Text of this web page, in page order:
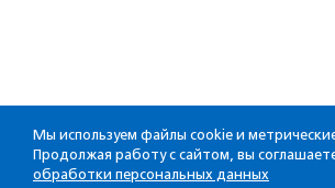
Мы используем файлы cookie и
Продолжая работу с сайтом, вы
обработки персональных данных